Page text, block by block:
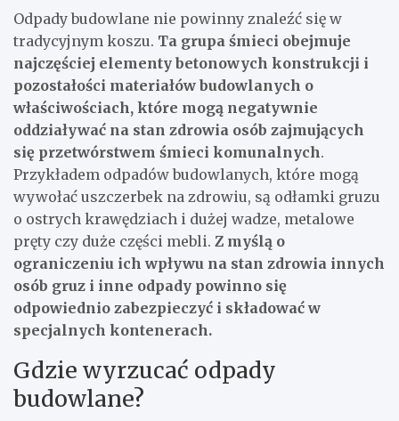
Odpady budowlane nie powinny znaleźć się w
tradycyjnym koszu. Ta grupa śmieci obejmuje
najczęściej elementy betonowych konstrukcji i
pozostałości materiałów budowlanych o
właściwościach, które mogą negatywnie
oddziaływać na stan zdrowia osób zajmujących
się przetwórstwem śmieci komunalnych.
Przykładem odpadów budowlanych, które mogą
wywołać uszczerbek na zdrowiu, są odłamki gruzu
o ostrych krawędziach i dużej wadze, metalowe
pręty czy duże części mebli. Z myślą o
ograniczeniu ich wpływu na stan zdrowia innych
osób gruz i inne odpady powinno się
odpowiednio zabezpieczyć i składować w
specjalnych kontenerach.
Gdzie wyrzucać odpady
budowlane?